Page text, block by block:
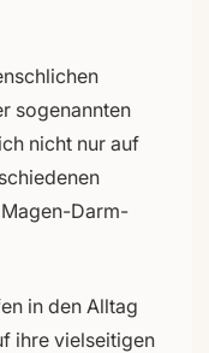
sogenannten
nicht nur auf
Darm-
in den Alltag
ihre vielseitigen